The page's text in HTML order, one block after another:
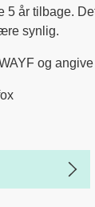
år tilbage.
synlig.
og